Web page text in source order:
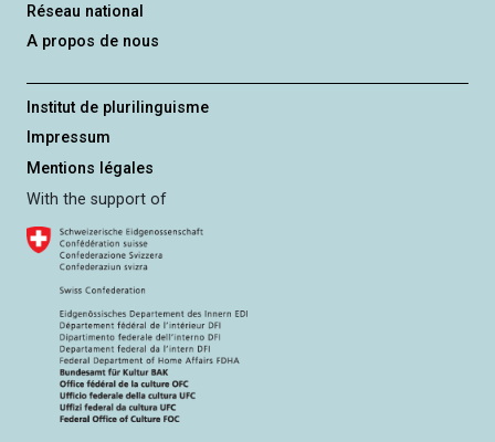
Réseau national
A propos de nous
Institut de plurilinguisme
Impressum
Mentions légales
With the support of